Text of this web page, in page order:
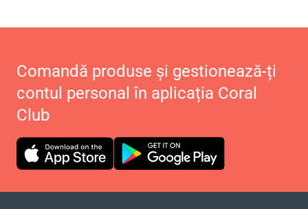
Comandă produse și gestionează-ți
contul personal în aplicația Coral
Club